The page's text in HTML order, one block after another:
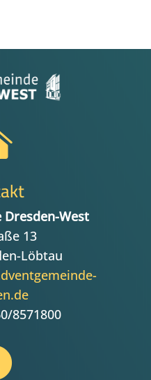
West
13
Löbtau
8571800